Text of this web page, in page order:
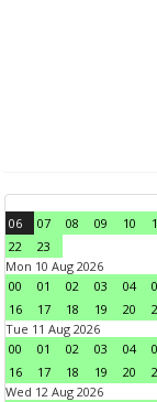
06 07 08 09 10
22
23
Mon 10 Aug 2026
00
01 02 03 04
16
17 18 19 20
Tue 11 Aug 2026
00
01 02 03 04
16
17 18 19 20
Wed 12 Aug 2026